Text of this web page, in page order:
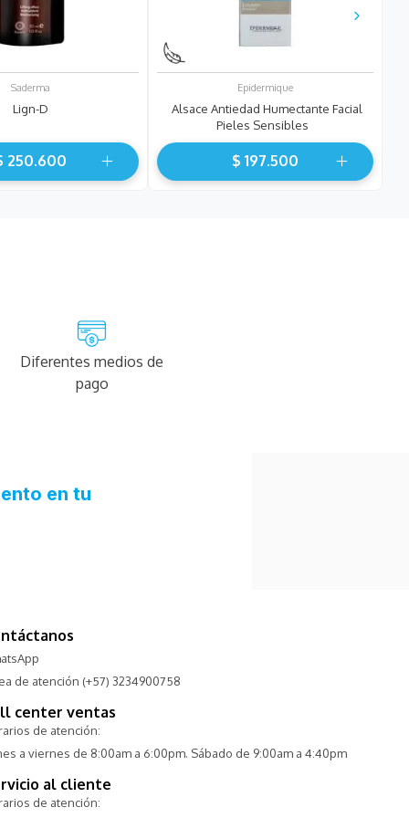
Saderma
Lign-D
250.600
Epidermique
Alsace Antiedad Humectante Facial
Pieles Sensibles
$ 197.500
Diferentes medios de
pago
de atención (+57) 3234900758
center ventas
de atención:
a viernes de 8:00am a 6:00pm. Sábado de 9:00am a 4:40pm
al cliente
de atención: